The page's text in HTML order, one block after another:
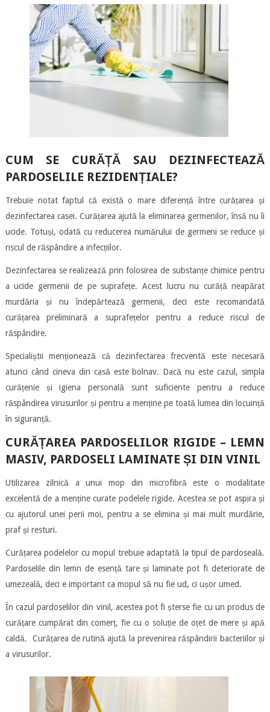
CUM SE CURĂȚĂ SAU DEZINFECTEAZĂ
PARDOSELILE REZIDENȚIALE?
Trebuie notat faptul că există o mare diferență între curățarea și
dezinfectarea casei. Curățarea ajută la eliminarea germenilor, însă nu îi
ucide. Totuși, odată cu reducerea numărului de germeni se reduce și
riscul de răspândire a infecțiilor.
Dezinfectarea se realizează prin folosirea de substanțe chimice pentru
a ucide germenii de pe suprafețe. Acest lucru nu curăță neapărat
murdăria și nu îndepărtează germenii, deci este recomandată
curățarea preliminară a suprafețelor pentru a reduce riscul de
răspândire.
Specialiștii menționează că dezinfectarea frecventă este necesară
atunci când cineva din casă este bolnav. Dacă nu este cazul, simpla
curățenie și igiena personală sunt suficiente pentru a reduce
răspândirea virusurilor și pentru a menține pe toată lumea din locuință
în siguranță.
CURĂȚAREA PARDOSELILOR RIGIDE – LEMN
MASIV, PARDOSELI LAMINATE ȘI DIN VINIL
Utilizarea zilnică a unui mop din microfibră este o modalitate
excelentă de a menține curate podelele rigide. Acestea se pot aspira și
cu ajutorul unei perii moi, pentru a se elimina și mai mult murdărie,
praf și resturi.
Curățarea podelelor cu mopul trebuie adaptată la tipul de pardoseală.
Pardoselile din lemn de esență tare și laminate pot fi deteriorate de
umezeală, deci e important ca mopul să nu fie ud, ci ușor umed.
În cazul pardoselilor din vinil, acestea pot fi șterse fie cu un produs de
curățare cumpărat din comerț, fie cu o soluție de oțet de mere și apă
caldă. Curățarea de rutină ajută la prevenirea răspândirii bacteriilor și
a virusurilor.